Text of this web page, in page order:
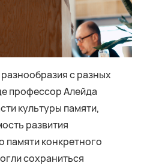
с разных
профессор Алейда
культуры памяти,
развития
памяти конкретного
сохраниться